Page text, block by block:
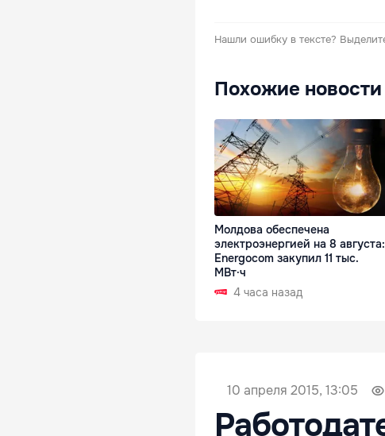
Нашли ошибку в тексте?
Похожие новости
Молдова обеспечена
электроэнергией на 8 августа:
Energocom закупил 11 тыс.
МВт·ч
4 часа назад
10 апреля 2015, 13:05